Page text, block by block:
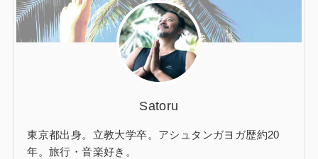
Satoru
東京都出身。立教大学卒。アシュタンガヨガ歴約20
年。旅行・音楽好き。